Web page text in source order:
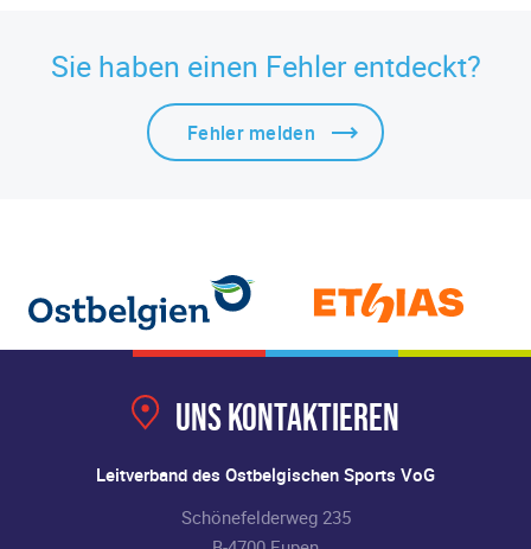
Sie haben einen Fehler entdeckt?
Fehler melden
Uns kontaktieren
Leitverband des Ostbelgischen Sports VoG
Schönefelderweg 235